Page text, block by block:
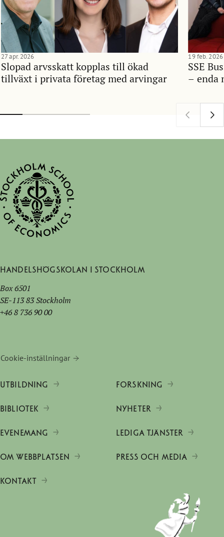
Slopad arvsskatt kopplas till ökad
tillväxt i privata företag med arvingar
27 apr. 2026
SSE
19 feb. 2026
Handelshögskolan i Stockholm
Box 6501
SE-113 83 Stockholm
+46 8 736 90 00
Cookie-inställningar
UTBILDNING FORSKNING
BIBLIOTEK NYHETER
EVENEMANG LEDIGA TJÄNSTER
OM WEBBPLATSEN PRESS OCH MEDIA
KONTAKT